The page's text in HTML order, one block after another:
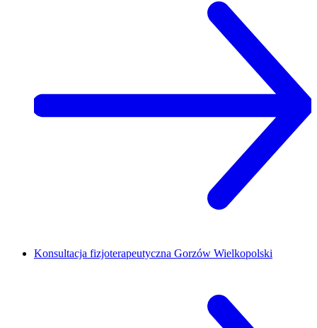
Konsultacja fizjoterapeutyczna Gorzów Wielkopolski